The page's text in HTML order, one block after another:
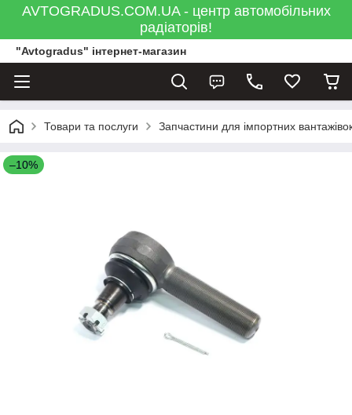
AVTOGRADUS.COM.UA - центр автомобільних
радіаторів!
"Avtogradus" інтернет-магазин
Товари та послуги Запчастини для імпортних
–10%